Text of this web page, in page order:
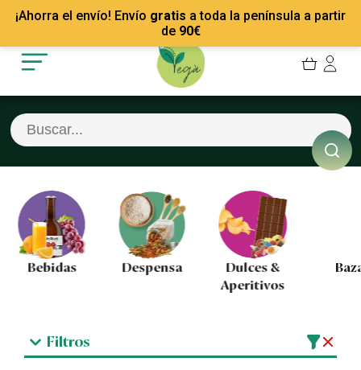
¡Ahorra el envío! Envío gratis a toda la península a partir
de 90€
Mis Pedidos
Mis favoritos
Cerrar sesión
Recetas
Empresas
Contacto
Bebidas Despensa
Dulces &
Aperitivos
Filtros